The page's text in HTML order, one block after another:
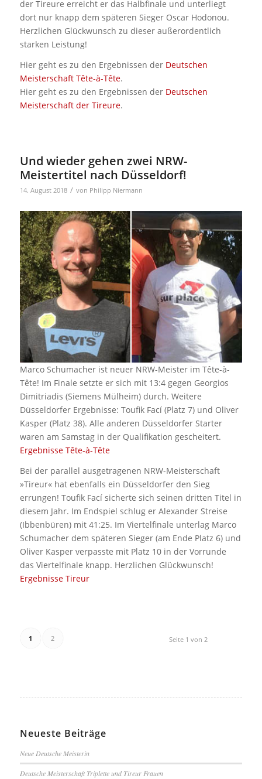
der Tireure erreicht er das Halbfinale und unterliegt
dort nur knapp dem späteren Sieger Oscar Hodonou.
Herzlichen Glückwunsch zu dieser außerordentlich
starken Leistung!
Hier geht es zu den Ergebnissen der Deutschen
Meisterschaft Tête-à-Tête.
Hier geht es zu den Ergebnissen der Deutschen
Meisterschaft der Tireure.
Und wieder gehen zwei NRW-
Meistertitel nach Düsseldorf!
14. August 2018 / von Philipp Niermann
Marco Schumacher ist neuer NRW-Meister im Tête-à-
Tête! Im Finale setzte er sich mit 13:4 gegen Georgios
Dimitriadis (Siemens Mülheim) durch. Weitere
Düsseldorfer Ergebnisse: Toufik Fací (Platz 7) und Oliver
Kasper (Platz 38). Alle anderen Düsseldorfer Starter
waren am Samstag in der Qualifikation gescheitert.
Ergebnisse Tête-à-Tête
Bei der parallel ausgetragenen NRW-Meisterschaft
»Tireur« hat ebenfalls ein Düsseldorfer den Sieg
errungen! Toufik Fací sicherte sich seinen dritten Titel in
diesem Jahr. Im Endspiel schlug er Alexander Streise
(Ibbenbüren) mit 41:25. Im Viertelfinale unterlag Marco
Schumacher dem späteren Sieger (am Ende Platz 6) und
Oliver Kasper verpasste mit Platz 10 in der Vorrunde
das Viertelfinale knapp. Herzlichen Glückwunsch!
Ergebnisse Tireur
Seite 1 von 2
1 2
Neueste Beiträge
Neue Deutsche Meisterin
Deutsche Meisterschaft Triplette und Tireur Frauen